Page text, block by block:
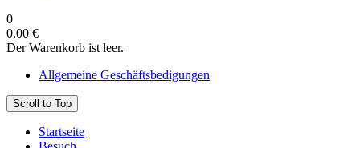
0
0,00 €
Der Warenkorb ist leer.
Allgemeine Geschäftsbedigungen
Scroll to Top
Startseite